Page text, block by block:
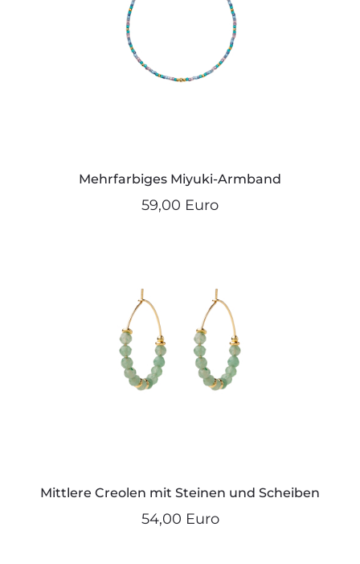
Mehrfarbiges Miyuki-Armband
59,00 Euro
Mittlere Creolen mit Steinen und Scheiben
54,00 Euro